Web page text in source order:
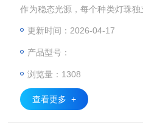
作为稳态光源，每个种类灯珠独
更新时间：2026-04-17
产品型号：
浏览量：1308
查看更多 +